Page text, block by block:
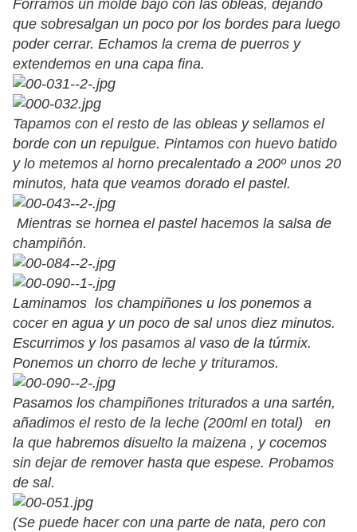
Forramos un molde bajo con las obleas, dejando
que sobresalgan un poco por los bordes para luego
poder cerrar. Echamos la crema de puerros y
extendemos en una capa fina.
Tapamos con el resto de las obleas y sellamos el
borde con un repulgue. Pintamos con huevo batido
y lo metemos al horno precalentado a 200º unos 20
minutos, hata que veamos dorado el pastel.
Mientras se hornea el pastel hacemos la salsa de
champiñón.
Laminamos los champiñones u los ponemos a
cocer en agua y un poco de sal unos diez minutos.
Escurrimos y los pasamos al vaso de la túrmix.
Ponemos un chorro de leche y trituramos.
Pasamos los champiñones triturados a una sartén,
añadimos el resto de la leche (200ml en total) en
la que habremos disuelto la maizena , y cocemos
sin dejar de remover hasta que espese. Probamos
de sal.
(Se puede hacer con una parte de nata, pero con